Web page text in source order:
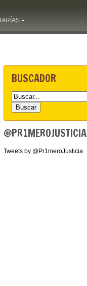
BUSCADOR
@PR1MEROJUSTICIA
Tweets by @Pr1meroJusticia